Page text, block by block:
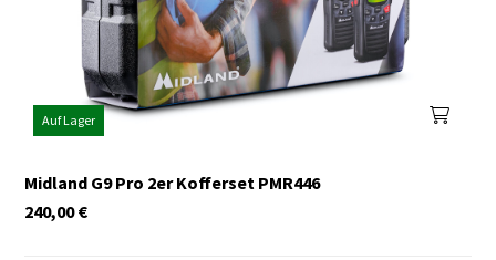
Auf Lager
Midland G9 Pro 2er Kofferset PMR446
€
240,00